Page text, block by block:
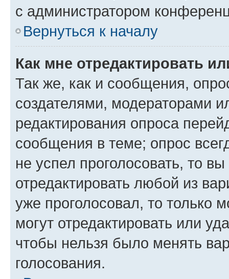
с администратором
Вернуться к началу
Как мне отредактировать
Так же, как и сообщения,
создателями, модераторами
редактирования опроса
сообщения в теме; опрос
не успел проголосовать, то
отредактировать любой из
уже проголосовал, то только
могут отредактировать или
чтобы нельзя было менять
голосования.